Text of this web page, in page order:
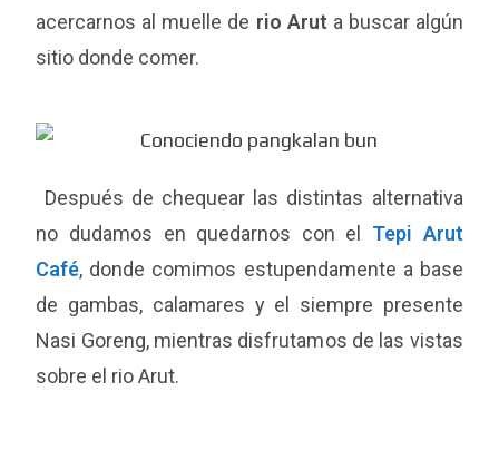
acercarnos al muelle de rio Arut a buscar algún
sitio donde comer.
Después de chequear las distintas alternativa
no dudamos en quedarnos con el Tepi Arut
Café, donde comimos estupendamente a base
de gambas, calamares y el siempre presente
Nasi Goreng, mientras disfrutamos de las vistas
sobre el rio Arut.